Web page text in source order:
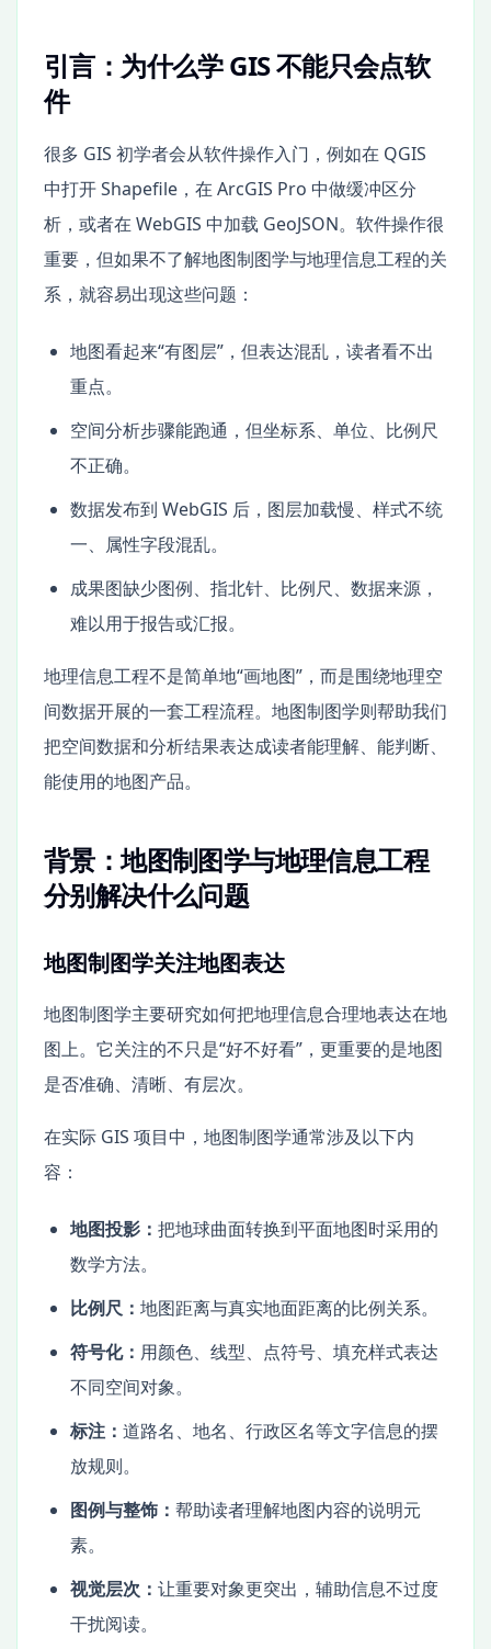
引言：为什么学 GIS 不能只会点软
件
很多 GIS 初学者会从软件操作入门，例如在 QGIS
中打开 Shapefile，在 ArcGIS Pro 中做缓冲区分
析，或者在 WebGIS 中加载 GeoJSON。软件操作很
重要，但如果不了解地图制图学与地理信息工程的关
系，就容易出现这些问题：
地图看起来“有图层”，但表达混乱，读者看不出
重点。
空间分析步骤能跑通，但坐标系、单位、比例尺
不正确。
数据发布到 WebGIS 后，图层加载慢、样式不统
一、属性字段混乱。
成果图缺少图例、指北针、比例尺、数据来源，
难以用于报告或汇报。
地理信息工程不是简单地“画地图”，而是围绕地理空
间数据开展的一套工程流程。地图制图学则帮助我们
把空间数据和分析结果表达成读者能理解、能判断、
能使用的地图产品。
背景：地图制图学与地理信息工程
分别解决什么问题
地图制图学关注地图表达
地图制图学主要研究如何把地理信息合理地表达在地
图上。它关注的不只是“好不好看”，更重要的是地图
是否准确、清晰、有层次。
在实际 GIS 项目中，地图制图学通常涉及以下内
容：
地图投影： 把地球曲面转换到平面地图时采用的
数学方法。
比例尺： 地图距离与真实地面距离的比例关系。
符号化： 用颜色、线型、点符号、填充样式表达
不同空间对象。
标注： 道路名、地名、行政区名等文字信息的摆
放规则。
图例与整饰： 帮助读者理解地图内容的说明元
素。
视觉层次： 让重要对象更突出，辅助信息不过度
干扰阅读。